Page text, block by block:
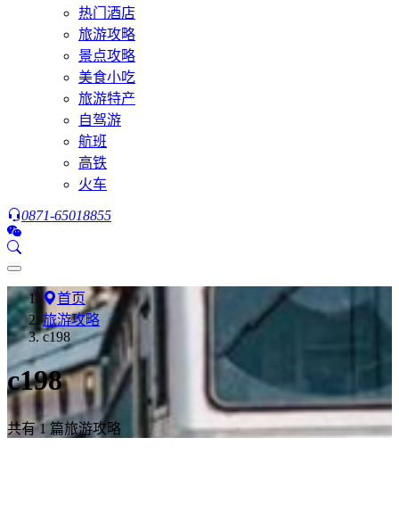
热门酒店
旅游攻略
景点攻略
美食小吃
旅游特产
自驾游
航班
高铁
火车
0871-65018855
首页
旅游攻略
c198
c198
共有 1 篇旅游攻略